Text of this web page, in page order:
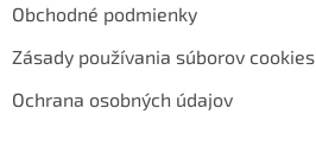
Obchodné podmienky
Zásady používania súborov cookies
Ochrana osobných údajov